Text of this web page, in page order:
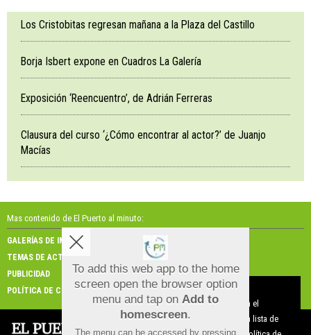
Los Cristobitas regresan mañana a la Plaza del Castillo
Borja Isbert expone en Cuadros La Galería
Exposición ‘Reencuentro’, de Adrián Ferreras
Clausura del curso ‘¿Cómo encontrar al actor?’ de Juanjo
Macías
Mas contenido de El Puerto al minuto:
GALERÍAS DE IMÁGENES
GALERÍAS DE VÍDEOS
TEMAS DE ACTUALIDAD
NOSOTROS
PUBLICIDAD
CONTACTO
POLÍTICA DE COOKIES
To add this web app to the home
screen open the browser option
menu and tap on Add to
homescreen.
The menu can be accessed by pressing
Aviso sobre el Uso de cookies:
Utilizamos cookies nuestras y de terceros para el
funcionamiento del digital. Puedes consultar la lista de